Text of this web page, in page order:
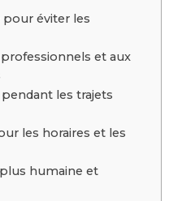
éviter les
et aux
les trajets
les horaires et les
humaine et